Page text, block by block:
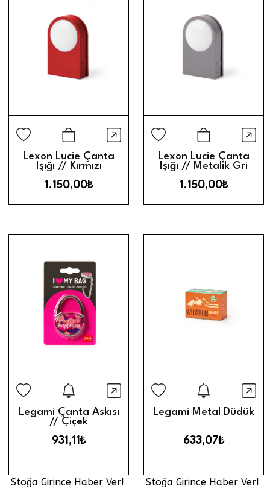
Sepete Ekle
Hızlı Görünüm
Lexon Lucie Çanta
Işığı // Kırmızı
1.150,00₺
Sepete
Lexon Lucie Çanta
Işığı // Metalik Gri
1.150,00₺
Stoğa Girince Haber Ver
Hızlı Görünüm
Legami Çanta Askısı
// Çiçek
931,11₺
Stoğa Girince Haber Ver!
Stoğa
Legami Metal Düdük
633,07₺
Stoğa Girince Haber Ver!